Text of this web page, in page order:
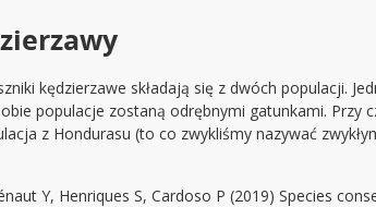
kędzierzawe składają się z dwóch populacji.
populacje zostaną odrębnymi gatunkami. Przy
z Hondurasu (to co zwykliśmy nazywać
Y, Henriques S, Cardoso P (2019) Species